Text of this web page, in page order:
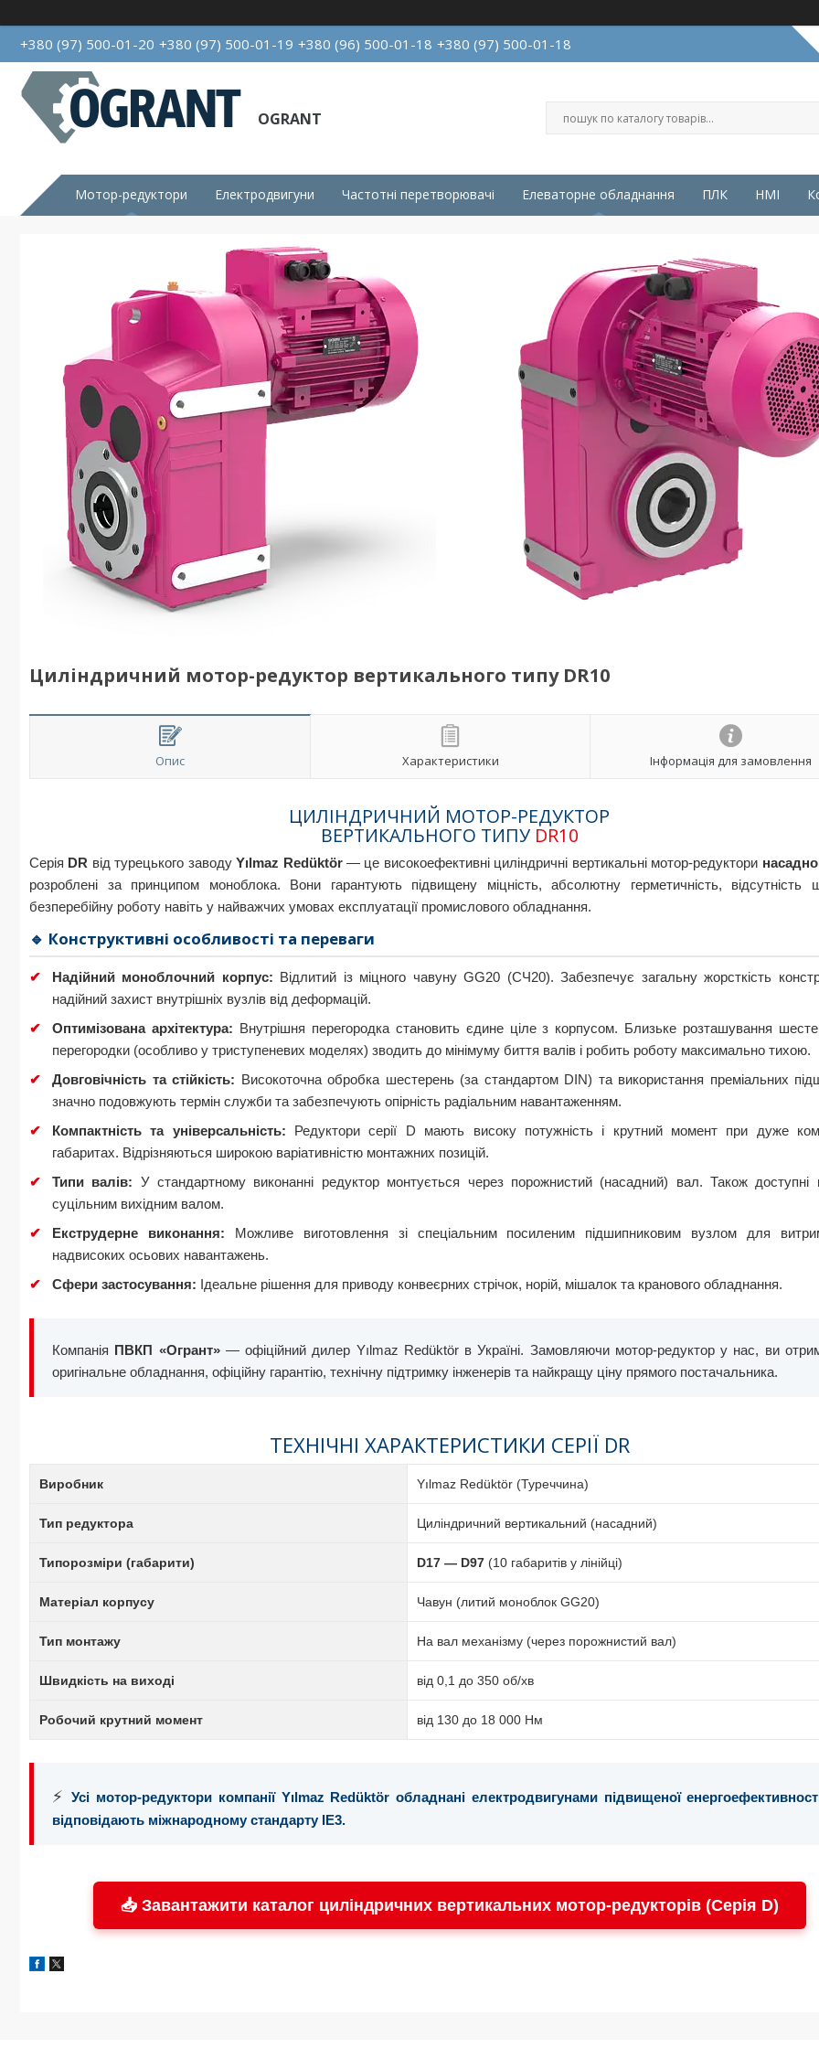
+380 (97) 500-01-20 +380 (97) 500-01-19 +380 (96) 500-01-18 +380 (97) 500-01-18
OGRANT
Мотор-редуктори Електродвигуни Частотні перетворювачі Елеваторне обладнання ПЛК HMI
Циліндричний мотор-редуктор вертикального типу DR10
Опис Характеристики Інформація для замовлення
ЦИЛІНДРИЧНИЙ МОТОР-РЕДУКТОР
ВЕРТИКАЛЬНОГО ТИПУ DR10
Серія DR від турецького заводуYılmaz Redüktör— це високоефективні циліндричні вертикальні мотор-редуктори
розроблені за принципом моноблока. Вони гарантують підвищену міцність, абсолютну герметичність, відсутність
безперебійну роботу навіть у найважчих умовах експлуатації промислового обладнання.
🔹 Конструктивні особливості та переваги
✔ Надійний моноблочний корпус: Відлитий із міцного чавуну GG20 (СЧ20). Забезпечує загальну жорсткість
надійний захист внутрішніх вузлів від деформацій.
✔
Оптимізована архітектура: Внутрішня перегородка становить єдине ціле з корпусом. Близьке розташування
перегородки (особливо у триступеневих моделях) зводить до мінімуму биття валів і робить роботу максимально тихою.
✔
Довговічність та стійкість: Високоточна обробка шестерень (за стандартом DIN) та використання преміальних
значно подовжують термін служби та забезпечують опірність радіальним навантаженням.
✔
Компактність та універсальність: Редуктори серії D мають високу потужність і крутний момент при дуже
габаритах. Відрізняються широкою варіативністю монтажних позицій.
✔
Типи валів: У стандартному виконанні редуктор монтується через порожнистий (насадний) вал. Також доступні
суцільним вихідним валом.
✔
Екструдерне виконання: Можливе виготовлення зі спеціальним посиленим підшипниковим вузлом для
надвисоких осьових навантажень.
✔
Сфери застосування: Ідеальне рішення для приводу конвеєрних стрічок, норій, мішалок та кранового обладнання.
Компанія ПВКП «Огрант»— офіційний дилер Yılmaz Redüktör в Україні. Замовляючи мотор-редуктор у нас, ви
оригінальне обладнання, офіційну гарантію, технічну підтримку інженерів та найкращу ціну прямого постачальника.
ТЕХНІЧНІ ХАРАКТЕРИСТИКИ СЕРІЇ DR
Виробник Yılmaz Redüktör (Туреччина)
Тип редуктора Циліндричний вертикальний (насадний)
Типорозміри (габарити) D17 — D97 (10 габаритів у лінійці)
Матеріал корпусу Чавун (литий моноблок GG20)
Тип монтажу На вал механізму (через порожнистий вал)
Швидкість на виході від 0,1 до 350 об/хв
Робочий крутний момент від 130 до 18 000 Нм
⚡
Усі мотор-редуктори компанії Yılmaz Redüktör обладнані електродвигунами підвищеної
відповідають міжнародному стандарту IE3.
📥 Завантажити каталог циліндричних вертикальних мотор-редукторів (Серія D)